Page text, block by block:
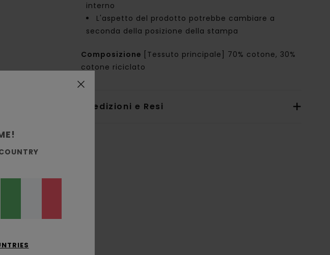
interno
L'aspetto del prodotto potrebbe cambiare a
seconda della posizione della stampa
Composizione
[Tessuto principale] 70% cotone, 30%
cotone riciclato
Spedizioni e Resi
/5